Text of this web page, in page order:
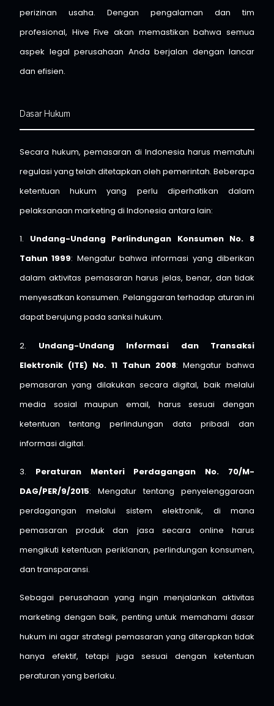
perizinan usaha. Dengan pengalaman dan tim
profesional, Hive Five akan memastikan bahwa semua
aspek legal perusahaan Anda berjalan dengan lancar
dan efisien.
Dasar Hukum
Secara hukum, pemasaran di Indonesia harus mematuhi
regulasi yang telah ditetapkan oleh pemerintah. Beberapa
ketentuan hukum yang perlu diperhatikan dalam
pelaksanaan marketing di Indonesia antara lain:
1. Undang-Undang Perlindungan Konsumen No. 8
Tahun 1999: Mengatur bahwa informasi yang diberikan
dalam aktivitas pemasaran harus jelas, benar, dan tidak
menyesatkan konsumen. Pelanggaran terhadap aturan ini
dapat berujung pada sanksi hukum.
2. Undang-Undang Informasi dan Transaksi
Elektronik (ITE) No. 11 Tahun 2008: Mengatur bahwa
pemasaran yang dilakukan secara digital, baik melalui
media sosial maupun email, harus sesuai dengan
ketentuan tentang perlindungan data pribadi dan
informasi digital.
3. Peraturan Menteri Perdagangan No. 70/M-
DAG/PER/9/2015: Mengatur tentang penyelenggaraan
perdagangan melalui sistem elektronik, di mana
pemasaran produk dan jasa secara online harus
mengikuti ketentuan periklanan, perlindungan konsumen,
dan transparansi.
Sebagai perusahaan yang ingin menjalankan aktivitas
marketing dengan baik, penting untuk memahami dasar
hukum ini agar strategi pemasaran yang diterapkan tidak
hanya efektif, tetapi juga sesuai dengan ketentuan
peraturan yang berlaku.